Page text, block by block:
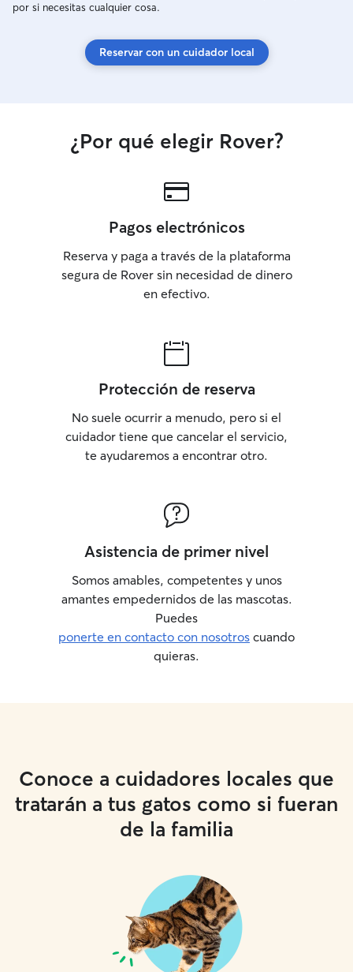
por si necesitas cualquier cosa.
Reservar con un cuidador local
¿Por qué elegir Rover?
Pagos electrónicos
Reserva y paga a través de la plataforma
segura de Rover sin necesidad de dinero
en efectivo.
Protección de reserva
No suele ocurrir a menudo, pero si el
cuidador tiene que cancelar el servicio,
te ayudaremos a encontrar otro.
Asistencia de primer nivel
Somos amables, competentes y unos
amantes empedernidos de las mascotas.
Puedes
ponerte en contacto con nosotros cuando
quieras.
Conoce a cuidadores locales que
tratarán a tus gatos como si fueran
de la familia